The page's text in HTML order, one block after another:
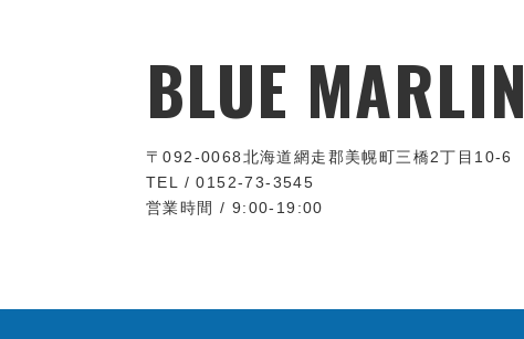
BLUE MARLIN
〒092-0068北海道網走郡美幌町三橋2丁目10-6
TEL / 0152-73-3545
営業時間 / 9:00-19:00